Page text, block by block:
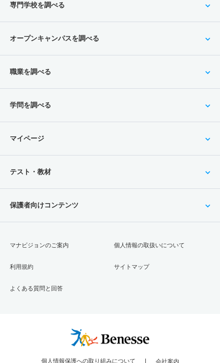
専門学校を調べる
オープンキャンパスを調べる
職業を調べる
学問を調べる
マイページ
テスト・教材
保護者向けコンテンツ
マナビジョンのご案内
利用規約
よくある質問と回答
個人情報の取扱いについて
サイトマップ
個人情報保護への取り組みについて 会社案内